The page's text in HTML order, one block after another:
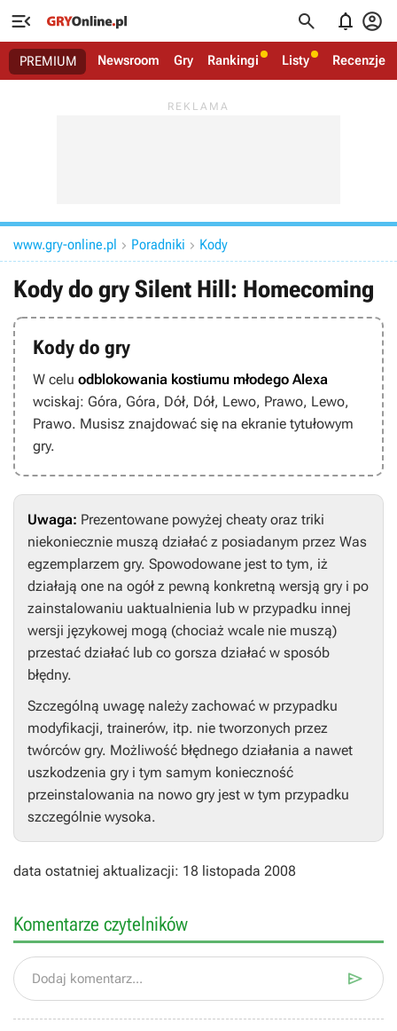
   
PREMIUM Newsroom Gry Rankingi Listy Recenzje
www.gry-online.pl  Poradniki  Kody
Kody do gry Silent Hill: Homecoming
Kody do gry
W celu odblokowania kostiumu młodego Alexa
wciskaj: Góra, Góra, Dół, Dół, Lewo, Prawo, Lewo,
Prawo. Musisz znajdować się na ekranie tytułowym
gry.
Uwaga: Prezentowane powyżej cheaty oraz triki
niekoniecznie muszą działać z posiadanym przez Was
egzemplarzem gry. Spowodowane jest to tym, iż
działają one na ogół z pewną konkretną wersją gry i po
zainstalowaniu uaktualnienia lub w przypadku innej
wersji językowej mogą (chociaż wcale nie muszą)
przestać działać lub co gorsza działać w sposób
błędny.
Szczególną uwagę należy zachować w przypadku
modyfikacji, trainerów, itp. nie tworzonych przez
twórców gry. Możliwość błędnego działania a nawet
uszkodzenia gry i tym samym konieczność
przeinstalowania na nowo gry jest w tym przypadku
szczególnie wysoka.
data ostatniej aktualizacji: 18 listopada 2008
Komentarze czytelników
Dodaj komentarz... 